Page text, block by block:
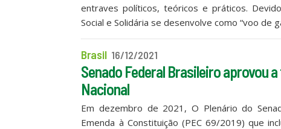
entraves políticos, teóricos e práticos.
Social e Solidária se desenvolve como “voo de
Brasil 16/12/2021
Senado Federal Brasileiro aprovou
Nacional
Em dezembro de 2021, O Plenário do
Emenda à Constituição (PEC 69/2019) que